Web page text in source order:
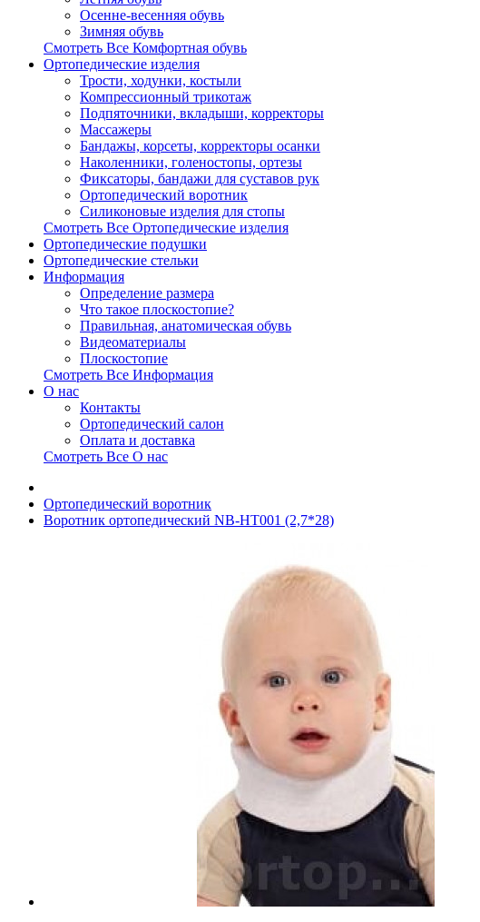
Осенне-весенняя обувь
Зимняя обувь
Смотреть Все Комфортная обувь
Ортопедические изделия
Трости, ходунки, костыли
Компрессионный трикотаж
Подпяточники, вкладыши, корректоры
Массажеры
Бандажы, корсеты, корректоры осанки
Наколенники, голеностопы, ортезы
Фиксаторы, бандажи для суставов рук
Ортопедический воротник
Силиконовые изделия для стопы
Смотреть Все Ортопедические изделия
Ортопедические подушки
Ортопедические стельки
Информация
Определение размера
Что такое плоскостопие?
Правильная, анатомическая обувь
Видеоматериалы
Плоскостопие
Смотреть Все Информация
О нас
Контакты
Ортопедический салон
Оплата и доставка
Смотреть Все О нас
Ортопедический воротник
Воротник ортопедический NB-HT001 (2,7*28)